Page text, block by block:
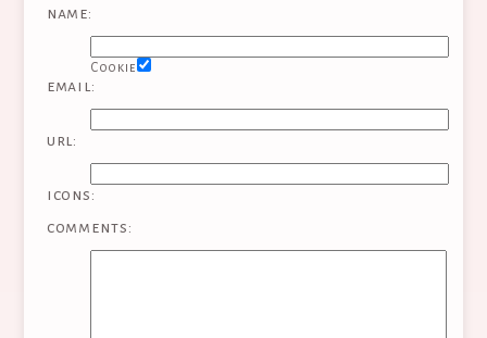
name:
Cookie
email:
url:
icons:
comments: